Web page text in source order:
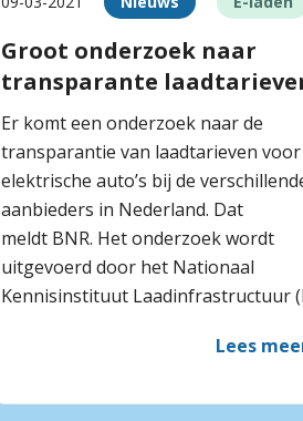
Groot onderzoek naar
transparante
Er komt een onderzoek naar de
transparantie van laadtarieven voor
elektrische auto’s bij de
aanbieders in Nederland. Dat
meldt BNR. Het onderzoek wordt
uitgevoerd door het Nationaal
Kennisinstituut Laadinfrastructuur
Lees